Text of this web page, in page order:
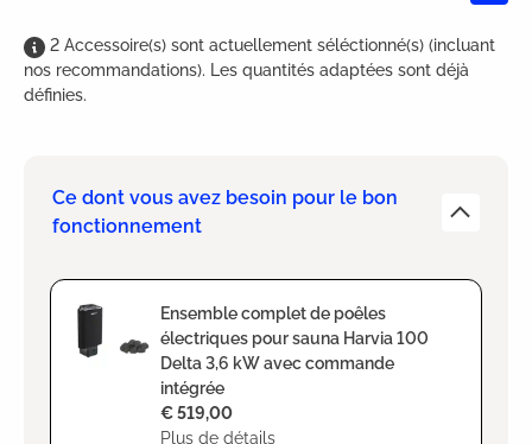
2 Accessoire(s) sont actuellement séléctionné(s) (incluant
nos recommandations). Les quantités adaptées sont déjà
définies.
Ce dont vous avez besoin pour le bon
fonctionnement
Ensemble complet de poêles
électriques pour sauna Harvia 100
Delta 3,6 kW avec commande
intégrée
Plus de détails
€ 519,00